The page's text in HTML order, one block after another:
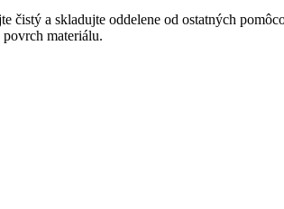
a skladujte oddelene od ostatných
materiálu.